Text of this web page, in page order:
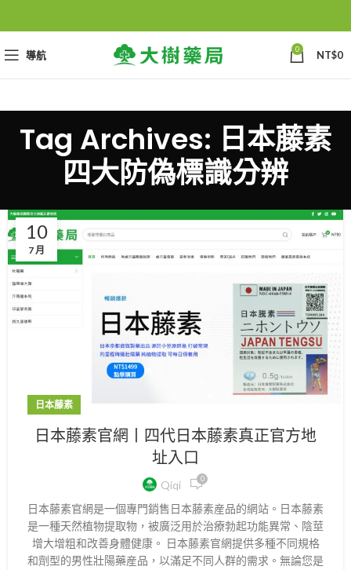
導航 0 NT$0
Tag Archives: 日本藤素
四大防偽標識分辨
10
7 月
日本藤素
日本藤素官網丨四代日本藤素真正官方地
址入口
Qiqi 0
日本藤素官網是一個專門銷售日本藤素産品的網站。日本藤素
是一種天然植物提取物，被廣泛用於治療勃起功能異常、陰莖
增大增粗和改善身體健康。 日本藤素官網提供多種不同規格
和劑型的男性壯陽藥産品，以滿足不同人群的需求。無論您是